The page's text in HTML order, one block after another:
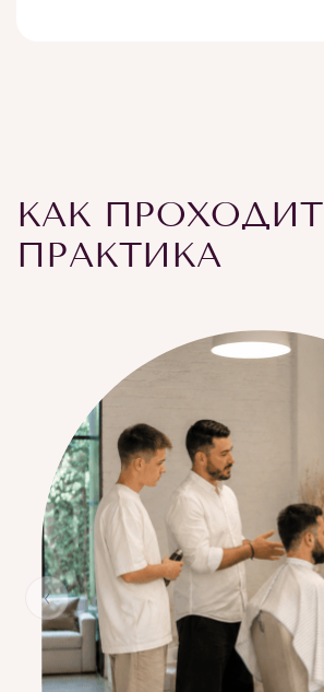
КАК ПРОХОДИТ
ПРАКТИКА
‹